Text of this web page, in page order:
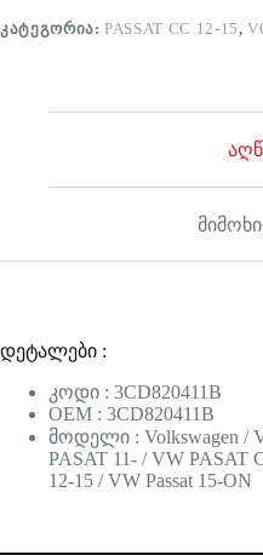
ᲙᲐᲢᲔᲒᲝᲠᲘᲐ:PASSAT CC 12-15,
დეტალები :
კოდი : 3CD820411B
OEM : 3CD820411B
მოდელი : Volkswagen /
PASAT 11- / VW PASAT
12-15 / VW Passat 15-ON